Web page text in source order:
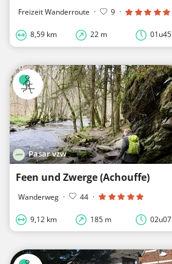
Freizeit Wanderroute · 9 ·
8,59 km 22 m 01u45
Pasar vzw
Feen und Zwerge (Achouffe)
Wanderweg · 44 ·
9,12 km 185 m 02u07